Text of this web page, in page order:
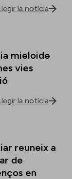
la notícia
mieloide
vies
la notícia
reuneix a
de
en